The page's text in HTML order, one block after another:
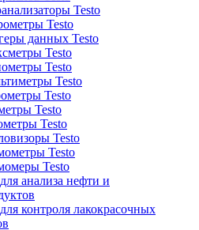
Testo
Testo
данных Testo
Testo
Testo
Testo
Testo
Testo
Testo
Testo
Testo
Testo
анализа нефти и
контроля лакокрасочных